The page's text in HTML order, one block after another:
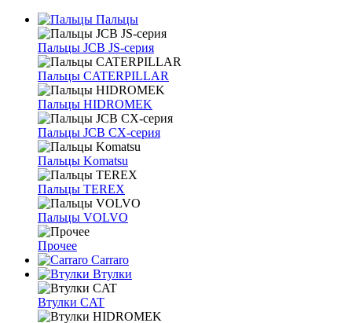
Пальцы
Пальцы JCB JS-серия
Пальцы CATERPILLAR
Пальцы HIDROMEK
Пальцы JCB CX-серия
Пальцы Komatsu
Пальцы TEREX
Пальцы VOLVO
Прочее
Carraro
Втулки
Втулки CAT